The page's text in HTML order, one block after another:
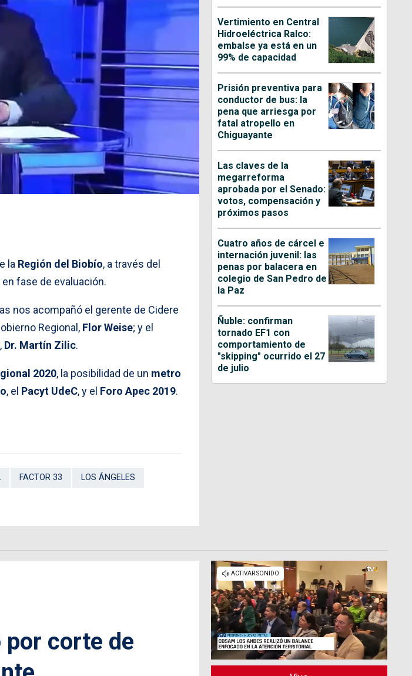
la Región del Biobío, a través del
fase de evaluación.
nos acompañó el gerente de Cidere
Regional, Flor Weise; y el
Dr. Martín Zilic.
2020, la posibilidad de un metro
, el Pacyt UdeC, y el Foro Apec 2019.
FACTOR 33 LOS ÁNGELES
Vertimiento en Central
Hidroeléctrica Ralco:
embalse ya está en un
99% de capacidad
Prisión preventiva para
conductor de bus: la
pena que arriesga por
fatal atropello en
Chiguayante
Las claves de la
megarreforma
aprobada por el Senado:
votos, compensación y
próximos pasos
Cuatro años de cárcel e
internación juvenil: las
penas por balacera en
colegio de San Pedro de
la Paz
Ñuble: confirman
tornado EF1 con
comportamiento de
"skipping" ocurrido el 27
de julio
corte de